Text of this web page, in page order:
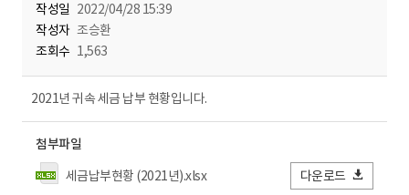
작성일 2022/04/28 15:39
작성자 조승환
조회수 1,563
2021년 귀속 세금 납부 현황입니다.
첨부파일
세금납부현황 (2021년).xlsx
다운로드